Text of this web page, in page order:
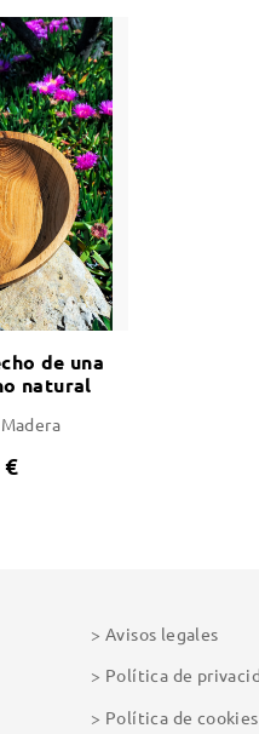
de una
natural
Avisos legales
Política de
Política de cookies